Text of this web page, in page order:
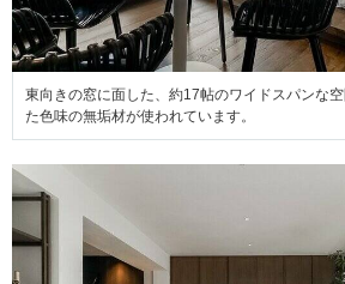
東向きの窓に面した、約17帖のワイドスパンな
た色味の無垢材が使われています。